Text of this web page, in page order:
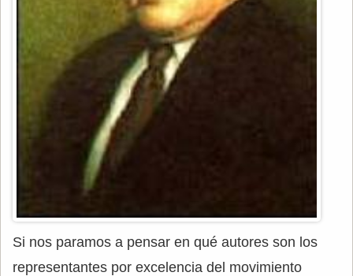
Si nos paramos a pensar en qué autores son los
representantes por excelencia del movimiento